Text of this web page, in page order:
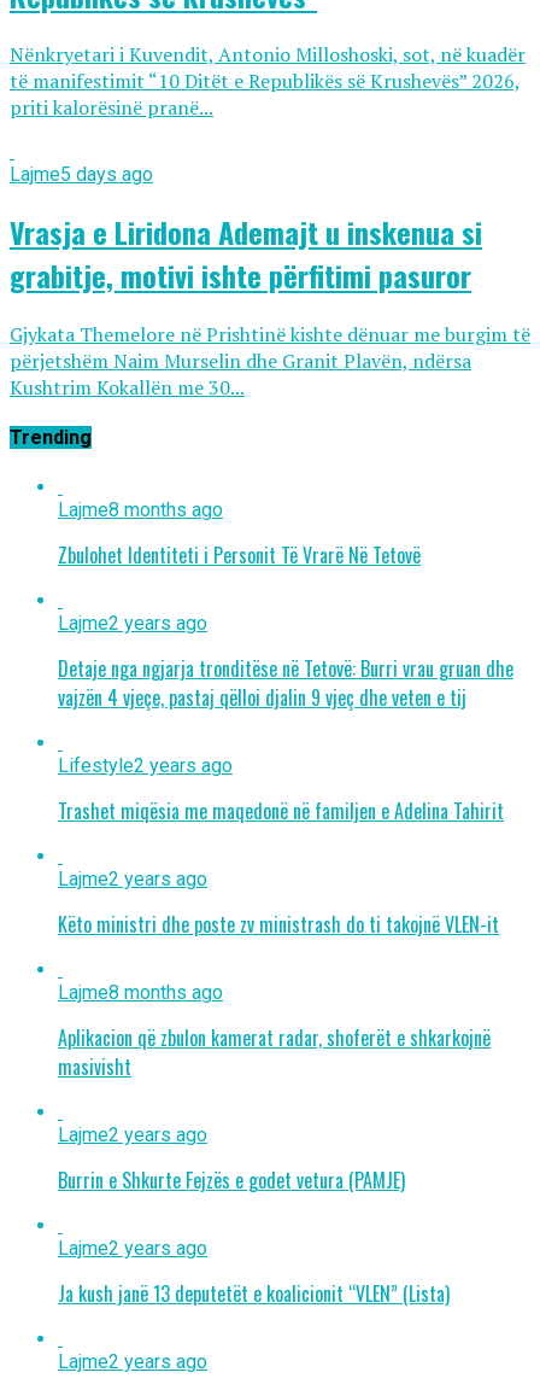
Nënkryetari i Kuvendit, Antonio Milloshoski, sot, në kuadër
të manifestimit “10 Ditët e Republikës së Krushevës” 2026,
priti kalorësinë pranë...
Lajme5 days ago
Vrasja e Liridona Ademajt u inskenua si
grabitje, motivi ishte përfitimi pasuror
Gjykata Themelore në Prishtinë kishte dënuar me burgim të
përjetshëm Naim Murselin dhe Granit Plavën, ndërsa
Kushtrim Kokallën me 30...
Trending
Lajme8 months ago
Zbulohet Identiteti i Personit Të Vrarë Në Tetovë
Lajme2 years ago
Detaje nga ngjarja tronditëse në Tetovë: Burri vrau gruan dhe
vajzën 4 vjeçe, pastaj qëlloi djalin 9 vjeç dhe veten e tij
Lifestyle2 years ago
Trashet miqësia me maqedonë në familjen e Adelina Tahirit
Lajme2 years ago
Këto ministri dhe poste zv ministrash do ti takojnë VLEN-it
Lajme8 months ago
Aplikacion që zbulon kamerat radar, shoferët e shkarkojnë
masivisht
Lajme2 years ago
Burrin e Shkurte Fejzës e godet vetura (PAMJE)
Lajme2 years ago
Ja kush janë 13 deputetët e koalicionit “VLEN” (Lista)
Lajme2 years ago